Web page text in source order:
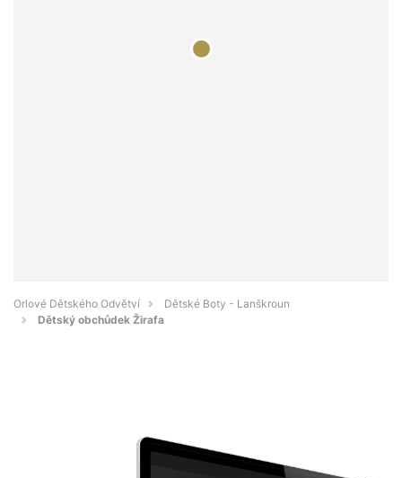
Orlové Dětského Odvětví
Dětské Boty - Lanškroun
Dětský obchůdek Žirafa